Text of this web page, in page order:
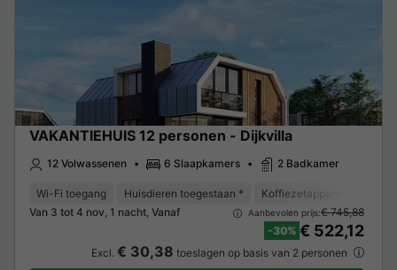
VAKANTIEHUIS 12 personen - Dijkvilla
12 Volwassenen 6 Slaapkamers 2 Badkamer
Wi-Fi toegang Huisdieren toegestaan * Koffiezetapparaat
Van 3 tot 4 nov, 1 nacht, Vanaf
Aanbevolen prijs:€ 745,88
-30% € 522,12
Excl. € 30,38 toeslagen op basis van 2 personen